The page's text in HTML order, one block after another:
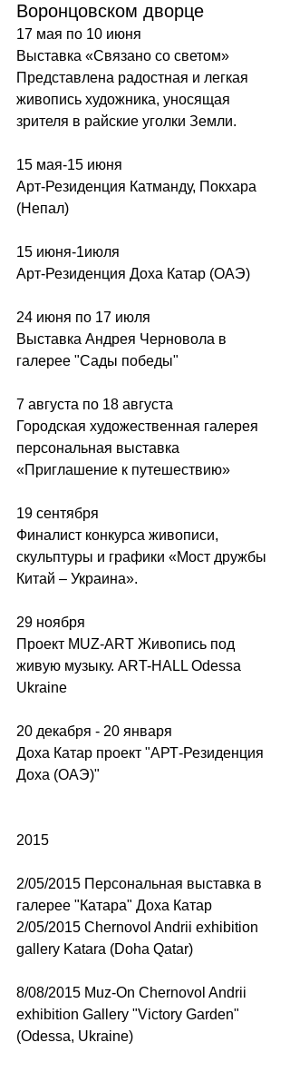
Воронцовском дворце
17 мая по 10 июня
Выставка «Связано со светом»
Представлена радостная и легкая
живопись художника, уносящая
зрителя в райские уголки Земли.
15 мая-15 июня
Арт-Резиденция Катманду, Покхара
(Непал)
15 июня-1июля
Арт-Резиденция Доха Катар (ОАЭ)
24 июня по 17 июля
Выставка Андрея Черновола в
галерее "Сады победы"
7 августа по 18 августа
Городская художественная галерея
персональная выставка
«Приглашение к путешествию»
19 сентября
Финалист конкурса живописи,
скульптуры и графики «Мост дружбы
Китай – Украина».
29 ноября
Проект MUZ-ART Живопись под
живую музыку. ART-HALL Odessa
Ukraine
20 декабря - 20 января
Доха Катар проект "АРТ-Резиденция
Доха (ОАЭ)"
2015
2/05/2015 Персональная выставка в
галерее "Катара" Доха Катар
2/05/2015 Chernovol Andrii exhibition
gallery Katara (Doha Qatar)
8/08/2015 Muz-On Chernovol Andrii
exhibition Gallery "Victory Garden"
(Odessa, Ukraine)